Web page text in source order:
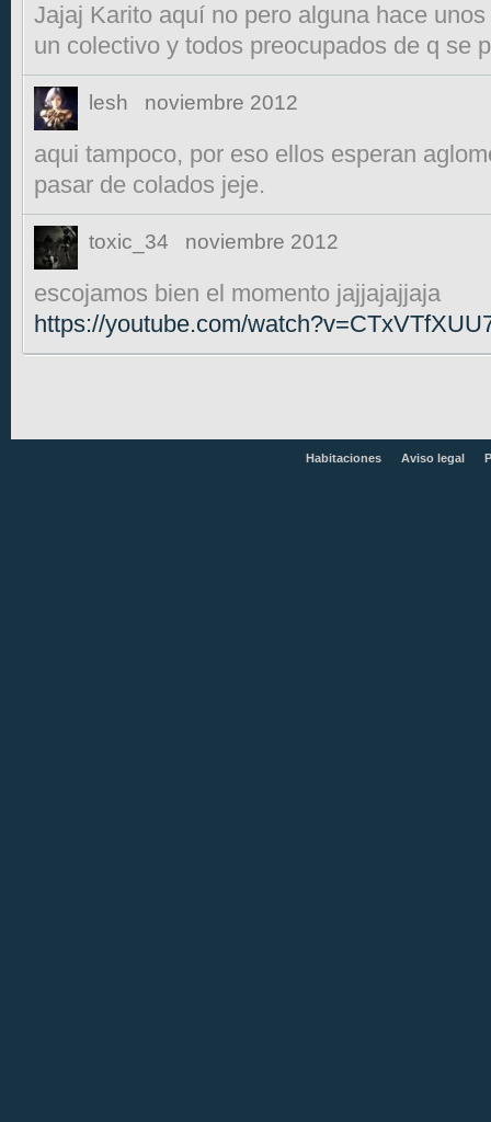
Jajaj Karito aquí no pero alguna hace
un colectivo y todos preocupados de q se
lesh noviembre 2012
aqui tampoco, por eso ellos esperan
pasar de colados jeje.
toxic_34 noviembre 2012
escojamos bien el momento jajjajajjaja
https://youtube.com/
Habitaciones Aviso legal